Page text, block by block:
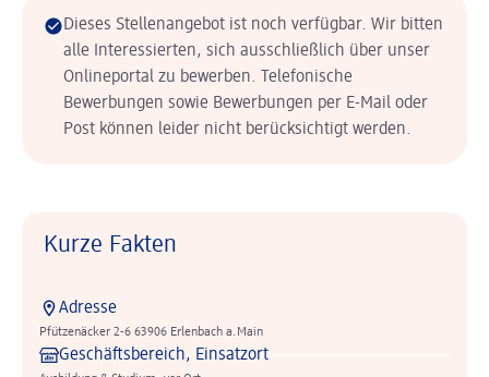
Dieses Stellenangebot ist noch verfügbar. Wir bitten
alle Interessierten, sich ausschließlich über unser
Onlineportal zu bewerben. Telefonische
Bewerbungen sowie Bewerbungen per E-Mail oder
Post können leider nicht berücksichtigt werden.
Kurze Fakten
Adresse
Pfützenäcker 2-6 63906 Erlenbach a.Main
Geschäftsbereich, Einsatzort